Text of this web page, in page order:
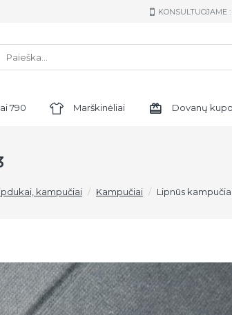
KONSULTUOJAME
790 Marškinėliai Dovanų
kampučiai Kampučiai Lipnūs